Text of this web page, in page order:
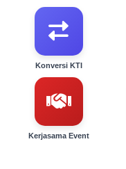
Konversi KTI
Kerjasama Event